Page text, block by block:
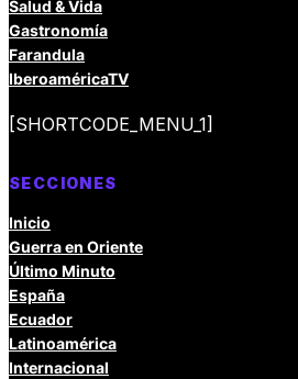
Salud & Vida
Gastronomía
Farandula
IberoaméricaTV
[SHORTCODE_MENU_1]
SECCIONES
Inicio
Guerra en Oriente
Último Minuto
España
Ecuador
Latinoamérica
Internacional